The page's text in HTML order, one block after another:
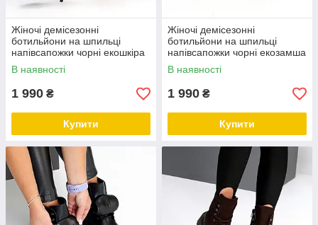
Жіночі демісезонні
ботильйони на шпильці
напівсапожки чорні екошкіра
В наявності
1 990 ₴
Купити
Жіночі демісезонні
ботильйони на шпильці
напівсапожки чорні екозамша
В наявності
1 990 ₴
Купити